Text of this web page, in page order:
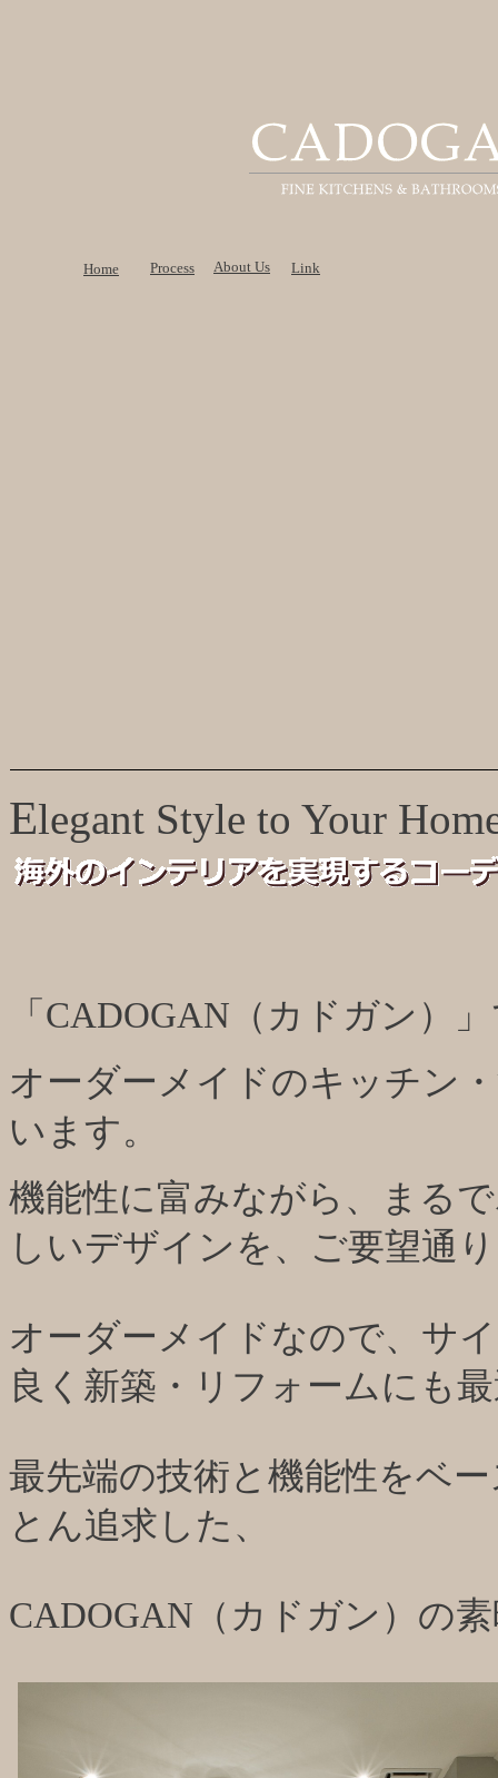
Link
Process About Us
Home
Elegant Style to Your
「 CADOGAN （カドガン）
オーダーメイドのキッチン
います。
機能性に富みながら、まる
しいデザインを、ご要望通
オーダーメイドなので、サ
良く新築・リフォームにも
最先端の技術と機能性をベ
とん追求した、
CADOGAN（カドガン）の